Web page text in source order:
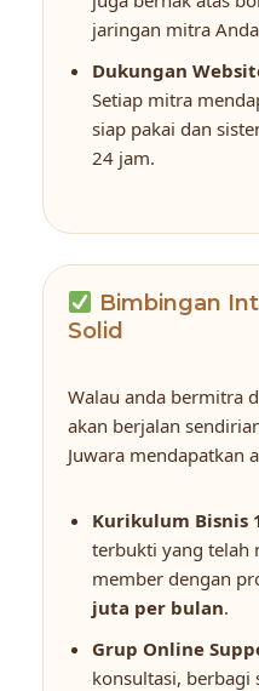
jaringan mitra
Dukungan
Setiap mitra
siap pakai dan
24 jam.
Bimbingan
Solid
Walau anda bermitra
akan berjalan
Juwara mendapatkan
Kurikulum Bisnis
terbukti yang telah
member dengan
juta per bulan.
Grup Online
konsultasi, berbagi